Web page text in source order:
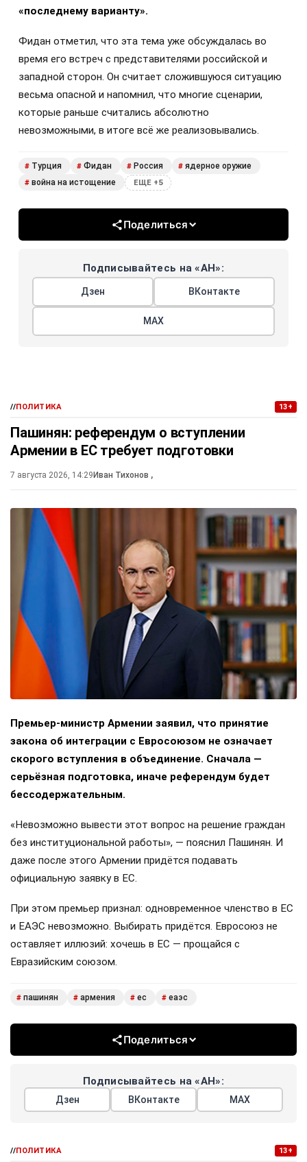
«последнему варианту».
Фидан отметил, что эта тема уже обсуждалась во
время его встреч с представителями российской и
западной сторон. Он считает сложившуюся ситуацию
весьма опасной и напомнил, что многие сценарии,
которые раньше считались абсолютно
невозможными, в итоге всё же реализовывались.
# Турция # Фидан # Россия # ядерное оружие
# война на истощение ЕЩЕ +5
Поделиться
Подписывайтесь на «АН»:
Дзен ВКонтакте
МАХ
//ПОЛИТИКА 13+
Пашинян: референдум о вступлении
Армении в ЕС требует подготовки
7 августа 2026, 14:29 Иван Тихонов ,
Премьер-министр Армении заявил, что принятие
закона об интеграции с Евросоюзом не означает
скорого вступления в объединение. Сначала —
серьёзная подготовка, иначе референдум будет
бессодержательным.
«Невозможно вывести этот вопрос на решение граждан
без институциональной работы», — пояснил Пашинян. И
даже после этого Армении придётся подавать
официальную заявку в ЕС.
При этом премьер признал: одновременное членство в ЕС
и ЕАЭС невозможно. Выбирать придётся. Евросоюз не
оставляет иллюзий: хочешь в ЕС — прощайся с
Евразийским союзом.
# пашинян # армения # ес # еаэс
Поделиться
Подписывайтесь на «АН»:
Дзен ВКонтакте МАХ
//ПОЛИТИКА 13+